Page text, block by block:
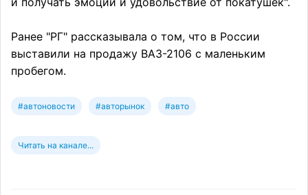
Ранее "РГ" рассказывала о том, что в России
выставили на продажу ВАЗ-2106 с маленьким
пробегом.
#автоновости #авторынок #авто
Читать на канале...